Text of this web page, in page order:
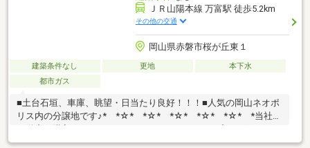
ＪＲ山陽本線 万富駅 徒歩5.2km
その他の交通
岡山県赤磐市桜が丘東１
建築条件なし 更地
本下水
都市ガス
■土台石垣、車庫、眺望・日当たり良好！！！■人気の岡山ネオポ
リス内の分譲地です♪* *☆* *☆* *☆* *☆* *☆* *当社は
不動産の購入からリノベーションまでワンストップでサポートい
たします。物件購入費用とリノベ工事費用を一緒にローンで組む